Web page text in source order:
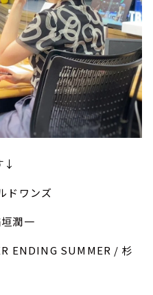
↓
ドワンズ
潤一
ENDING SUMMER / 杉